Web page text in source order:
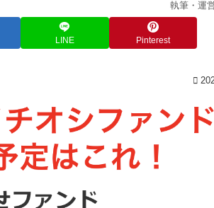
執筆・運
LINE Pinterest